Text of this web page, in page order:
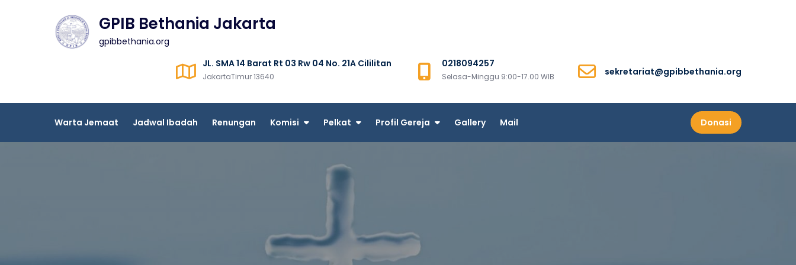
GPIB Bethania Jakarta
gpibbethania.org
JL. SMA 14 Barat Rt 03 Rw 04 No. 21A Cililitan
JakartaTimur 13640
0218094257
Selasa-Minggu 9:00-17.00 WIB sekretariat@gpibbethania.org
Warta Jemaat Jadwal Ibadah Renungan Komisi Pelkat Profil Gereja Gallery Mail Donasi